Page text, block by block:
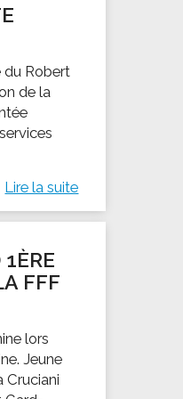
des activités sportives
du Robert
de la
Lire la suite
FFF
lors
Jeune
Cruciani